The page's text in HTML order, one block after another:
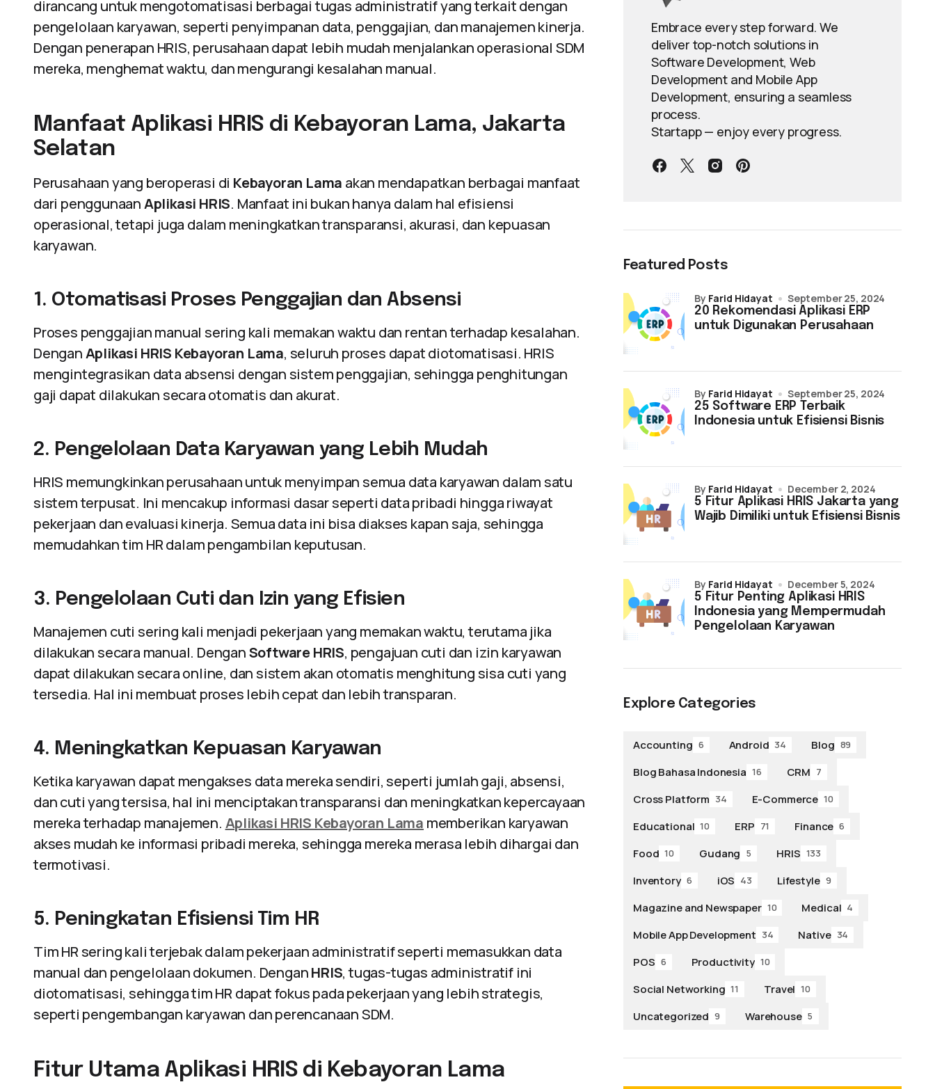
dirancang untuk mengotomatisasi berbagai tugas administratif yang terkait dengan
pengelolaan karyawan, seperti penyimpanan data, penggajian, dan manajemen kinerja.
Dengan penerapan HRIS, perusahaan dapat lebih mudah menjalankan operasional SDM
mereka, menghemat waktu, dan mengurangi kesalahan manual.
Manfaat Aplikasi HRIS di Kebayoran Lama, Jakarta
Selatan
Perusahaan yang beroperasi di Kebayoran Lama akan mendapatkan berbagai manfaat
dari penggunaanAplikasi HRIS. Manfaat ini bukan hanya dalam hal efisiensi
operasional, tetapi juga dalam meningkatkan transparansi, akurasi, dan kepuasan
karyawan.
1. Otomatisasi Proses Penggajian dan Absensi
Proses penggajian manual sering kali memakan waktu dan rentan terhadap kesalahan.
DenganAplikasi HRIS Kebayoran Lama, seluruh proses dapat diotomatisasi. HRIS
mengintegrasikan data absensi dengan sistem penggajian, sehingga penghitungan
gaji dapat dilakukan secara otomatis dan akurat.
2. Pengelolaan Data Karyawan yang Lebih Mudah
HRIS memungkinkan perusahaan untuk menyimpan semua data karyawan dalam satu
sistem terpusat. Ini mencakup informasi dasar seperti data pribadi hingga riwayat
pekerjaan dan evaluasi kinerja. Semua data ini bisa diakses kapan saja, sehingga
memudahkan tim HR dalam pengambilan keputusan.
3. Pengelolaan Cuti dan Izin yang Efisien
Manajemen cuti sering kali menjadi pekerjaan yang memakan waktu, terutama jika
dilakukan secara manual. DenganSoftware HRIS, pengajuan cuti dan izin karyawan
dapat dilakukan secara online, dan sistem akan otomatis menghitung sisa cuti yang
tersedia. Hal ini membuat proses lebih cepat dan lebih transparan.
4. Meningkatkan Kepuasan Karyawan
Ketika karyawan dapat mengakses data mereka sendiri, seperti jumlah gaji, absensi,
dan cuti yang tersisa, hal ini menciptakan transparansi dan meningkatkan kepercayaan
mereka terhadap manajemen. Aplikasi HRIS Kebayoran Lama memberikan karyawan
akses mudah ke informasi pribadi mereka, sehingga mereka merasa lebih dihargai dan
termotivasi.
5. Peningkatan Efisiensi Tim HR
Tim HR sering kali terjebak dalam pekerjaan administratif seperti memasukkan data
manual dan pengelolaan dokumen. DenganHRIS, tugas-tugas administratif ini
diotomatisasi, sehingga tim HR dapat fokus pada pekerjaan yang lebih strategis,
seperti pengembangan karyawan dan perencanaan SDM.
Fitur Utama Aplikasi HRIS di Kebayoran Lama
Embrace every step forward. We
deliver top-notch solutions in
Software Development, Web
Development and Mobile App
Development, ensuring a seamless
process.
Startapp — enjoy every progress.
Featured Posts
20 Rekomendasi Aplikasi ERP
untuk Digunakan Perusahaan
by Farid Hidayat September 25, 2024
25 Software ERP Terbaik
Indonesia untuk Efisiensi Bisnis
by Farid Hidayat September 25, 2024
5 Fitur Aplikasi HRIS Jakarta yang
Wajib Dimiliki untuk Efisiensi Bisnis
by Farid Hidayat December 2, 2024
5 Fitur Penting Aplikasi HRIS
Indonesia yang Mempermudah
Pengelolaan Karyawan
by Farid Hidayat December 5, 2024
Explore Categories
Accounting 6 Android 34 Blog 89
Blog Bahasa Indonesia 16 CRM 7
Cross Platform 34 E-Commerce 10
Educational 10 ERP 71 Finance 6
Food 10 Gudang 5 HRIS 133
Inventory 6 iOS 43 Lifestyle 9
Magazine and Newspaper 10 Medical 4
Mobile App Development 34 Native 34
POS 6 Productivity 10
Social Networking 11 Travel 10
Uncategorized 9 Warehouse 5